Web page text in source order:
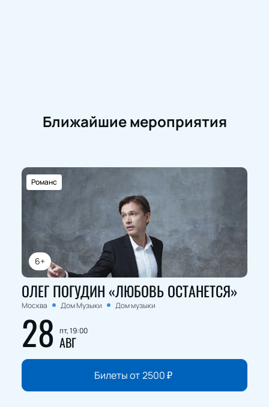
Ближайшие мероприятия
6+
Романс
ОЛЕГ ПОГУДИН «ЛЮБОВЬ ОСТАНЕТСЯ»
Москва Дом Музыки Дом музыки
28 пт, 19:00
АВГ
Билеты от2500₽